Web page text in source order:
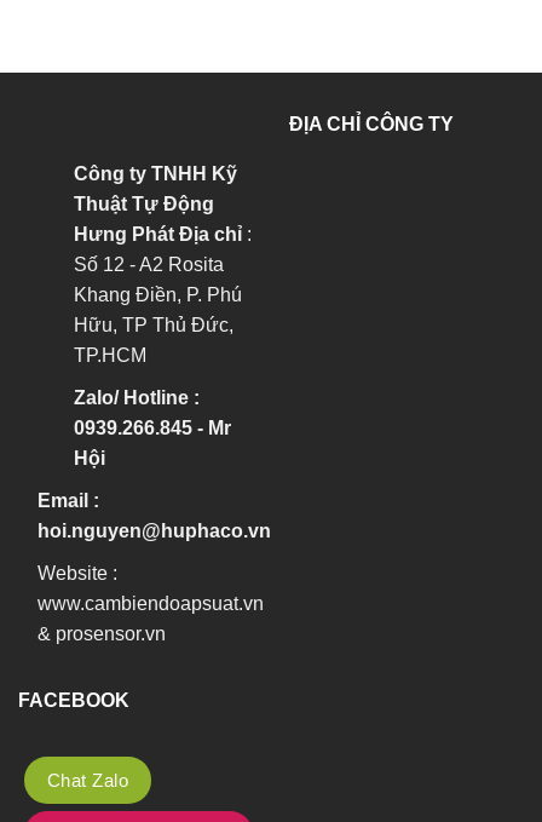
Công ty TNHH Kỹ
Thuật Tự Động
Hưng Phát Địa chỉ :
Số 12 - A2 Rosita
Khang Điền, P. Phú
Hữu, TP Thủ Đức,
TP.HCM
Zalo/ Hotline :
0939.266.845 - Mr
Hội
Email :
hoi.nguyen@huphaco.vn
Website :
www.cambiendoapsuat.vn
& prosensor.vn
ĐỊA CHỈ CÔNG TY
FACEBOOK
Chat Zalo